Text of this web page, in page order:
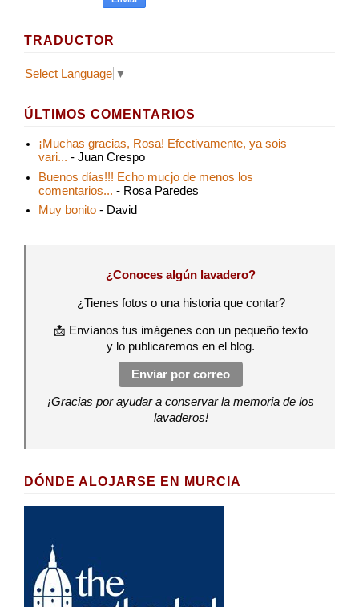
TRADUCTOR
Select Language ▼
ÚLTIMOS COMENTARIOS
¡Muchas gracias, Rosa! Efectivamente, ya sois
vari... - Juan Crespo
Buenos días!!! Echo mucjo de menos los
comentarios... - Rosa Paredes
Muy bonito - David
¿Conoces algún lavadero?
¿Tienes fotos o una historia que contar?
📩 Envíanos tus imágenes con un pequeño texto
y lo publicaremos en el blog.
Enviar por correo
¡Gracias por ayudar a conservar la memoria de los
lavaderos!
DÓNDE ALOJARSE EN MURCIA